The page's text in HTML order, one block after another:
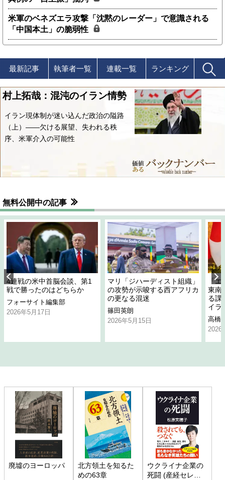
米軍のベネズエラ攻撃「沈黙のレーダー」で意識される
「中国本土」の脆弱性
最新記事 執筆者一覧 連載一覧 ランキング
村上拓哉：混沌のイラン情勢
イラン現体制が迷い込んだ政治の隘路
（上）――欠ける展望、失われる秩
序、米軍介入の可能性
無料公開中の記事
4連戦の米中首脳会談、第1
戦で勝ったのはどちらか
フォーサイト編集部
2026年5月17日
マリ「ジハーディスト組織」
の攻勢が示唆する西アフリカ
の更なる混迷
篠田英朗
2026年5月15日
「
東南
る課
イラ
高橋
2026
廃墟のヨーロッパ
北方領土を知るた
めの63章
ウクライナ企業の
死闘 (産経セレク